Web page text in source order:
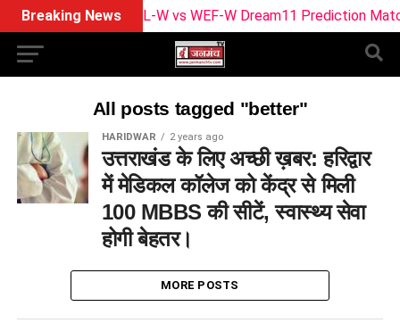
Breaking NewsSUL-W vs WEF-W Dream11 Prediction Match
All posts tagged "better"
HARIDWAR 2 years ago
उत्तराखंड के लिए अच्छी ख़बर: हरिद्वार
में मेडिकल कॉलेज को केंद्र से मिली
100 MBBS की सीटें, स्वास्थ्य सेवा
होगी बेहतर।
MORE POSTS